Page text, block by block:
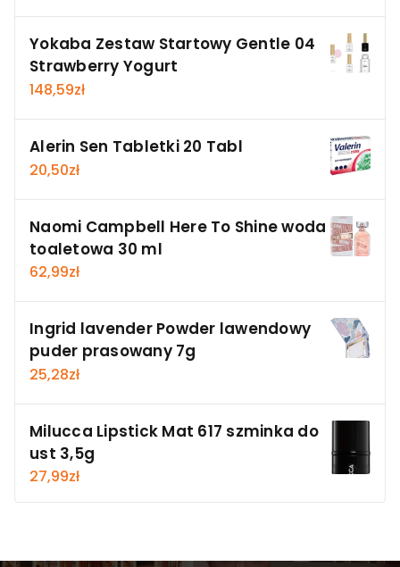
Yokaba Zestaw Startowy Gentle 04
Strawberry Yogurt
148,59zł
Alerin Sen Tabletki 20 Tabl
20,50zł
Naomi Campbell Here To Shine woda
toaletowa 30 ml
62,99zł
Ingrid lavender Powder lawendowy
puder prasowany 7g
25,28zł
Milucca Lipstick Mat 617 szminka do
ust 3,5g
27,99zł